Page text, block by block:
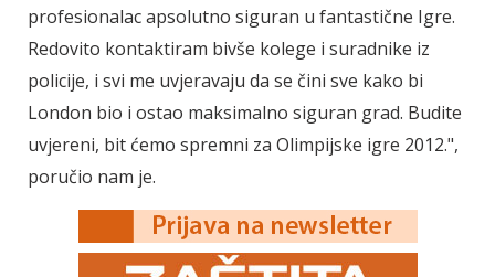
profesionalac apsolutno siguran u fantastične Igre.
Redovito kontaktiram bivše kolege i suradnike iz
policije, i svi me uvjeravaju da se čini sve kako bi
London bio i ostao maksimalno siguran grad. Budite
uvjereni, bit ćemo spremni za Olimpijske igre 2012.",
poručio nam je.